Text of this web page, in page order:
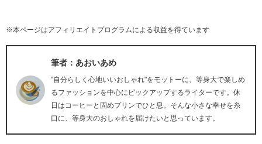
※本ページはアフィリエイトプログラムによる収益を得ています
筆者：あおいあめ
"自分らしく心地いいおしゃれ"をモットーに、等身大で楽しめ
るファッションを中心にピックアップするライターです。休
日はコーヒーと固めプリンでひと息。そんな小さな幸せを糸
口に、等身大のおしゃれを届けたいと思っています。